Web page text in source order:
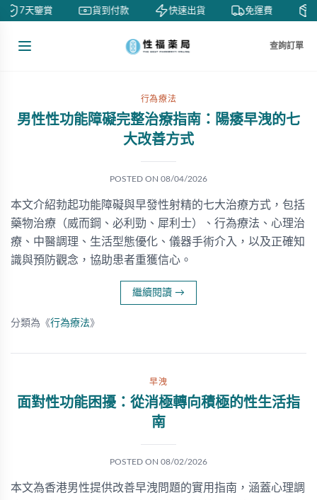
7天鑒賞 貨到付款 快速出貨 免運費 私
查詢訂單
行為療法
男性性功能障礙完整治療指南：陽痿早洩的七
大改善方式
POSTED ON 08/04/2026
本文介紹勃起功能障礙與早發性射精的七大治療方式，包括
藥物治療（威而鋼、必利勁、犀利士）、行為療法、心理治
療、中醫調理、生活型態優化、儀器手術介入，以及正確知
識與預防觀念，協助患者重獲信心。
繼續閱讀 →
分類為《行為療法》
早洩
面對性功能困擾：從消極轉向積極的性生活指
南
POSTED ON 08/02/2026
本文為香港男性提供改善早洩問題的實用指南，涵蓋心理調